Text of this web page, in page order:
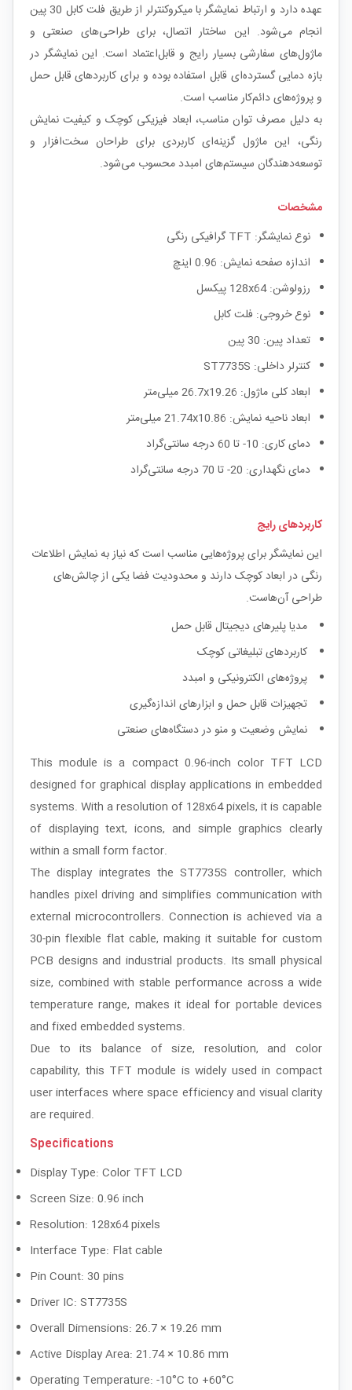
عهده دارد و ارتباط نمایشگر با میکروکنترلر از طریق فلت کابل 30 پین
انجام می‌شود. این ساختار اتصال، برای طراحی‌های صنعتی و
ماژول‌های سفارشی بسیار رایج و قابل‌اعتماد است. این نمایشگر در
بازه دمایی گسترده‌ای قابل استفاده بوده و برای کاربردهای قابل حمل
و پروژه‌های دائم‌کار مناسب است.
به دلیل مصرف توان مناسب، ابعاد فیزیکی کوچک و کیفیت نمایش
رنگی، این ماژول گزینه‌ای کاربردی برای طراحان سخت‌افزار و
توسعه‌دهندگان سیستم‌های امبدد محسوب می‌شود.
مشخصات
نوع نمایشگر: TFT گرافیکی رنگی
اندازه صفحه نمایش: 0.96 اینچ
رزولوشن: 128x64 پیکسل
نوع خروجی: فلت کابل
تعداد پین: 30 پین
کنترلر داخلی: ST7735S
ابعاد کلی ماژول: 26.7x19.26 میلی‌متر
ابعاد ناحیه نمایش: 21.74x10.86 میلی‌متر
دمای کاری: 10- تا 60 درجه سانتی‌گراد
دمای نگهداری: 20- تا 70 درجه سانتی‌گراد
کاربردهای رایج
این نمایشگر برای پروژه‌هایی مناسب است که نیاز به نمایش اطلاعات
رنگی در ابعاد کوچک دارند و محدودیت فضا یکی از چالش‌های
طراحی آن‌هاست.
مدیا پلیرهای دیجیتال قابل حمل
کاربردهای تبلیغاتی کوچک
پروژه‌های الکترونیکی و امبدد
تجهیزات قابل حمل و ابزارهای اندازه‌گیری
نمایش وضعیت و منو در دستگاه‌های صنعتی
This module is a compact 0.96-inch color TFT LCD
designed for graphical display applications in embedded
systems. With a resolution of 128x64 pixels, it is capable
of displaying text, icons, and simple graphics clearly
within a small form factor.
The display integrates the ST7735S controller, which
handles pixel driving and simplifies communication with
external microcontrollers. Connection is achieved via a
30-pin flexible flat cable, making it suitable for custom
PCB designs and industrial products. Its small physical
size, combined with stable performance across a wide
temperature range, makes it ideal for portable devices
and fixed embedded systems.
Due to its balance of size, resolution, and color
capability, this TFT module is widely used in compact
user interfaces where space efficiency and visual clarity
are required.
Specifications
Display Type: Color TFT LCD
Screen Size: 0.96 inch
Resolution: 128x64 pixels
Interface Type: Flat cable
Pin Count: 30 pins
Driver IC: ST7735S
Overall Dimensions: 26.7 × 19.26 mm
Active Display Area: 21.74 × 10.86 mm
Operating Temperature: -10°C to +60°C